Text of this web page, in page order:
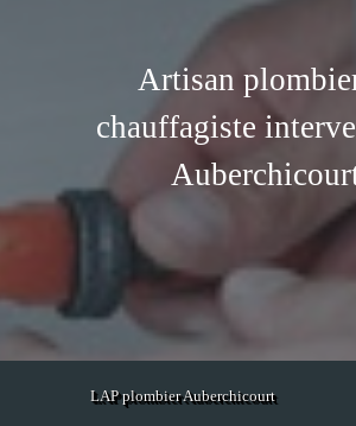
Artisan
chauffagiste
LAP plombier Auberchicourt